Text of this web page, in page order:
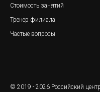
Стоимость занятий
Тренер филиала
Частые вопросы
© 2019 - 2026 Российский